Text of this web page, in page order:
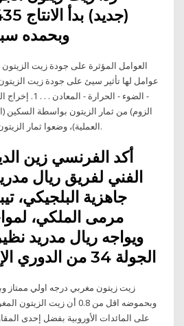
وبحمده
العوامل المؤثرة على جودة زيت
عوامل لها تأثير سيئ على جودة زيت
- الضوء -
الزوم) من ثمار الزيتون بواسطة السكين
العملية)، وضعوا ثمار الزيتون التي أخرجت نواها في وعاء.
أكد الفرنسي زين
الفني لفريق ريال
جاهزية البلجيكي،
مرمى الملكي،
ويواجه ريال مدريد
الجولة 34 من الدوري الإسباني، في إطار
وبحموضه اقل من 0.8 أن زيت
على المائدات الأوروبية بفضل إحدى